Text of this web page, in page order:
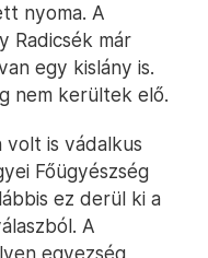
nyoma. A
Radicsék már
egy kislány is.
nem kerültek elő.
volt is vádalkus
Főügyészség
ez derül ki a
A
egyezség